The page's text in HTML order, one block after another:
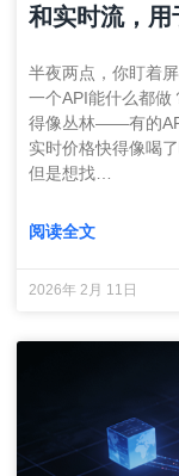
和实时流，用
半夜两点，你盯着
一个API能什么都
得像丛林——有的
实时价格快得像喝
但是想找…
阅读全文
2026年 2月 11日